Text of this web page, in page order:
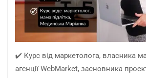
✔️ Курс від маркетолога, власника
агенції WebMarket, засновника